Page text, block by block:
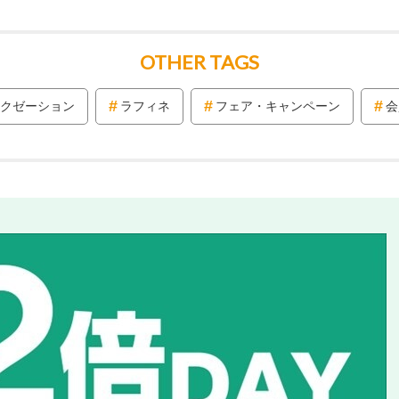
OTHER TAGS
ゼーション ラフィネ フェア・キャンペーン